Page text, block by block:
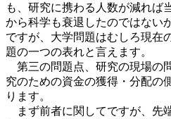
も、研究に携わる人数が減れば
から科学も衰退したのではない
ですが、大学問題はむしろ現在
題の一つの表れと言えます。
第三の問題点、研究の現場の
究のための資金の獲得・分配の
ります。
まず前者に関してですが、先